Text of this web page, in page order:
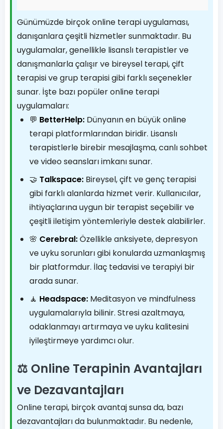
Günümüzde birçok online terapi uygulaması,
danışanlara çeşitli hizmetler sunmaktadır. Bu
uygulamalar, genellikle lisanslı terapistler ve
danışmanlarla çalışır ve bireysel terapi, çift
terapisi ve grup terapisi gibi farklı seçenekler
sunar. İşte bazı popüler online terapi
uygulamaları:
💬 BetterHelp: Dünyanın en büyük online
terapi platformlarından biridir. Lisanslı
terapistlerle birebir mesajlaşma, canlı sohbet
ve video seansları imkanı sunar.
🤝 Talkspace: Bireysel, çift ve genç terapisi
gibi farklı alanlarda hizmet verir. Kullanıcılar,
ihtiyaçlarına uygun bir terapist seçebilir ve
çeşitli iletişim yöntemleriyle destek alabilirler.
🌸 Cerebral:Özellikle anksiyete, depresyon
ve uyku sorunları gibi konularda uzmanlaşmış
bir platformdur. İlaç tedavisi ve terapiyi bir
arada sunar.
🧘 Headspace: Meditasyon ve mindfulness
uygulamalarıyla bilinir. Stresi azaltmaya,
odaklanmayı artırmaya ve uyku kalitesini
iyileştirmeye yardımcı olur.
⚖️ Online Terapinin Avantajları
ve Dezavantajları
Online terapi, birçok avantaj sunsa da, bazı
dezavantajları da bulunmaktadır. Bu nedenle,